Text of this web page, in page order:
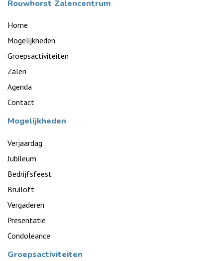
Rouwhorst Zalencentrum
Home
Mogelijkheden
Groepsactiviteiten
Zalen
Agenda
Contact
Mogelijkheden
Verjaardag
Jubileum
Bedrijfsfeest
Bruiloft
Vergaderen
Presentatie
Condoleance
Groepsactiviteiten